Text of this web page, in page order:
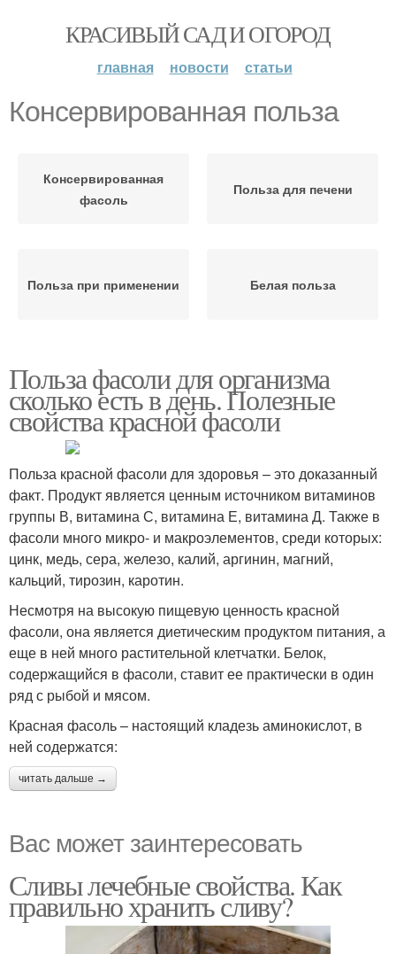
КРАСИВЫЙ САД И ОГОРОД
главная новости статьи
Консервированная польза
Консервированная
фасоль
Польза для печени
Польза при применении Белая польза
Польза фасоли для организма
сколько есть в день. Полезные
свойства красной фасоли
Польза красной фасоли для здоровья – это доказанный
факт. Продукт является ценным источником витаминов
группы В, витамина С, витамина Е, витамина Д. Также в
фасоли много микро- и макроэлементов, среди которых:
цинк, медь, сера, железо, калий, аргинин, магний,
кальций, тирозин, каротин.
Несмотря на высокую пищевую ценность красной
фасоли, она является диетическим продуктом питания, а
еще в ней много растительной клетчатки. Белок,
содержащийся в фасоли, ставит ее практически в один
ряд с рыбой и мясом.
Красная фасоль – настоящий кладезь аминокислот, в
ней содержатся:
читать дальше →
Вас может заинтересовать
Сливы лечебные свойства. Как
правильно хранить сливу?